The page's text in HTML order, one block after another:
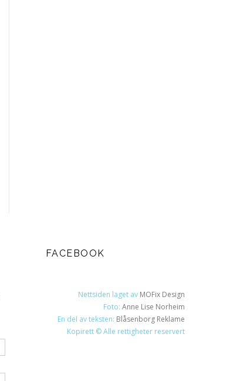
FACEBOOK
Nettsiden laget av MOFix Design
Foto: Anne Lise Norheim
En del av teksten: Blåsenborg Reklame
Kopirett © Alle rettigheter reservert